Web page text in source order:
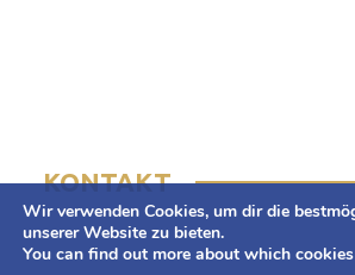
kontakt@adamietz.pl
Datenschutz-Bestimmungen
Wir verwenden Cookies, um dir die
unserer Website zu bieten.
You can find out more about which